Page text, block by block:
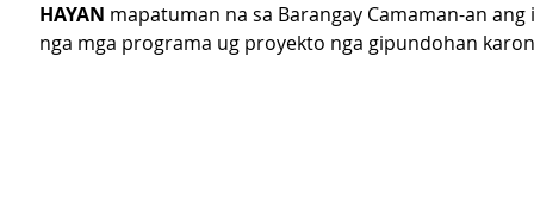
HAYAN mapatuman na sa Barangay Camaman-an
nga mga programa ug proyekto nga gipundohan